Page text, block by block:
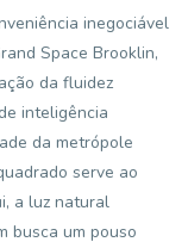
inegociável
Space Brooklin,
da fluidez
inteligência
da metrópole
serve ao
a luz natural
busca um pouso